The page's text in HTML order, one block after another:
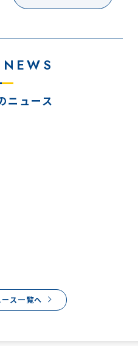
ニュース
ス一覧へ